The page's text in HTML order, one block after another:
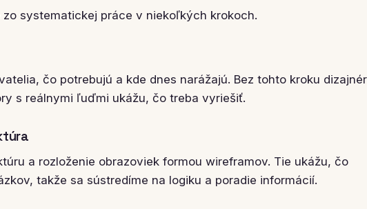
systematickej práce v niekoľkých krokoch.
čo potrebujú a kde dnes narážajú. Bez tohto kroku dizajnér
s reálnymi ľuďmi ukážu, čo treba vyriešiť.
a rozloženie obrazoviek formou wireframov. Tie ukážu, čo
takže sa sústredíme na logiku a poradie informácií.